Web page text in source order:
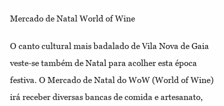
Mercado de Natal World of Wine
O canto cultural mais badalado de Vila Nova de Gaia
veste-se também de Natal para acolher esta época
festiva. O Mercado de Natal do WoW (World of Wine)
irá receber diversas bancas de comida e artesanato,